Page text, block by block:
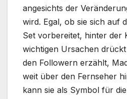
angesichts der
wird. Egal, ob sie sich auf
Set vorbereitet, hinter der
wichtigen Ursachen
den Followern erzählt,
weit über den Fernseher
kann sie als Symbol für